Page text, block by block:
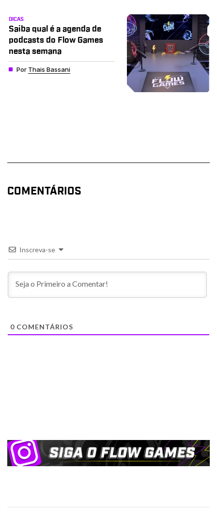
DICAS
Saiba qual é a agenda de
podcasts do Flow Games
nesta semana
Por Thais Bassani
COMENTÁRIOS
Inscreva-se
0 COMENTÁRIOS